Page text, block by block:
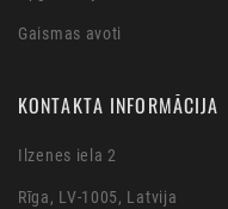
Gaismas avoti
KONTAKTA INFORMĀCIJA
Ilzenes iela 2
Rīga, LV-1005, Latvija